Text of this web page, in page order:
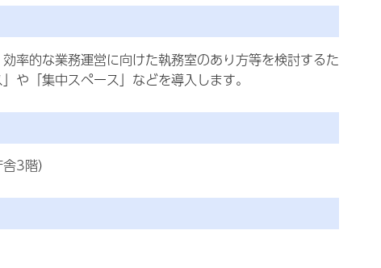
率的な業務運営に向けた執務室のあり方等を検討するた
や「集中スペース」などを導入します。
3階）